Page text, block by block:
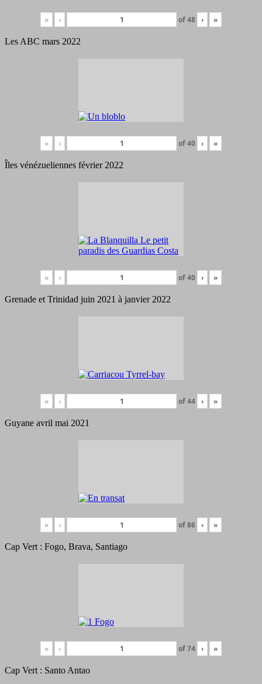
« ‹ of48 › »
Les ABC mars 2022
« ‹ of40 › »
Îles vénézueliennes février 2022
« ‹ of40 › »
Grenade et Trinidad juin 2021 à janvier 2022
« ‹ of44 › »
Guyane avril mai 2021
« ‹ of86 › »
Cap Vert : Fogo, Brava, Santiago
« ‹ of74 › »
Cap Vert : Santo Antao